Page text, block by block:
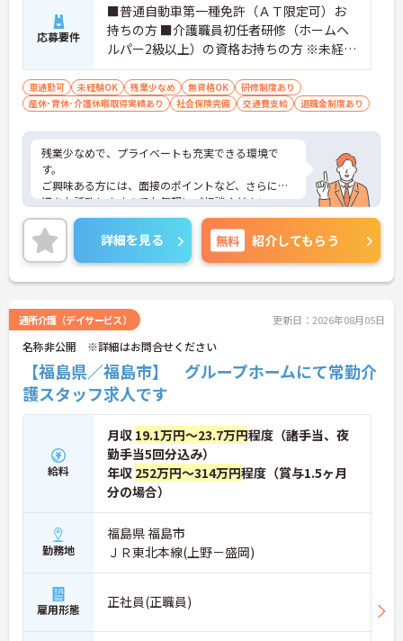
応募要件
■普通自動車第一種免許（ＡＴ限定可）お
持ちの方 ■介護職員初任者研修（ホームヘ
ルパー2級以上）の資格お持ちの方 ※未経験
者、無資格者応相談
車通勤可 未経験OK 残業少なめ 無資格OK
研修制度あり
産休･育休･介護休暇取得実績あり
社会保険完備 交通費支給 退職金制度あり
残業少なめで、プライベートも充実できる環境で
す。
ご興味ある方には、面接のポイントなど、さらに詳
細をお話致しますのでお気軽にご相談ください。
詳細を見る 無料 紹介してもらう
通所介護（デイサービス） 更新日：2026年08月05日
名称非公開 ※詳細はお問合せください
【福島県／福島市】 グループホームにて常勤介
護スタッフ求人です
給料
月収 19.1万円～23.7万円程度（諸手当、夜
勤手当5回分込み）
年収 252万円～314万円程度（賞与1.5ヶ月
分の場合）
勤務地
福島県 福島市
ＪＲ東北本線(上野－盛岡)
雇用形態 正社員(正職員)